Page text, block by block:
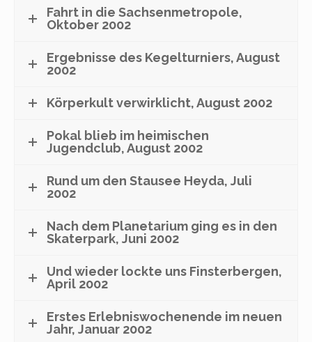
Fahrt in die Sachsenmetropole,
Oktober 2002
Ergebnisse des Kegelturniers, August
2002
Körperkult verwirklicht, August 2002
Pokal blieb im heimischen
Jugendclub, August 2002
Rund um den Stausee Heyda, Juli
2002
Nach dem Planetarium ging es in den
Skaterpark, Juni 2002
Und wieder lockte uns Finsterbergen,
April 2002
Erstes Erlebniswochenende im neuen
Jahr, Januar 2002